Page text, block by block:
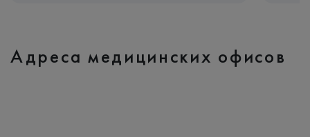
Адреса медицинских офисов